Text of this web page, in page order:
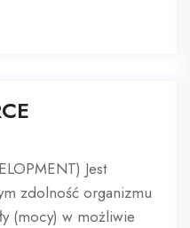
Jest
zdolność organizmu
(mocy) w możliwie